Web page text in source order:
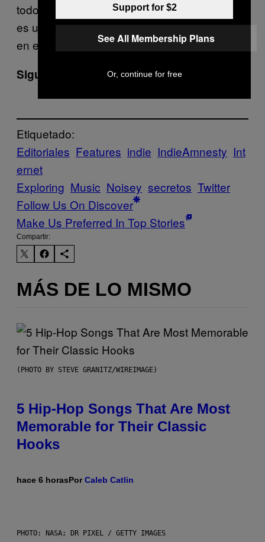
todo el mundo en el internet se entere. Este
es un lugar seguro— estamos todos juntos
en esto.
Sigue a Daisy enTwitter.
Etiquetado:
Editoriales Features indie IndieAmnesty Int
ernet
Exploring Music Noisey secretos Twitter
Follow Us On Discover
Make Us Preferred In Top Stories
Compartir:
MÁS DE LO MISMO
(PHOTO BY STEVE GRANITZ/WIREIMAGE)
5 Hip-Hop Songs That Are Most
Memorable for Their Classic
Hooks
hace 6 horasPorCaleb Catlin
PHOTO: NASA; DR PIXEL / GETTY IMAGES
Support for $2
See All Membership Plans
Or, continue for free